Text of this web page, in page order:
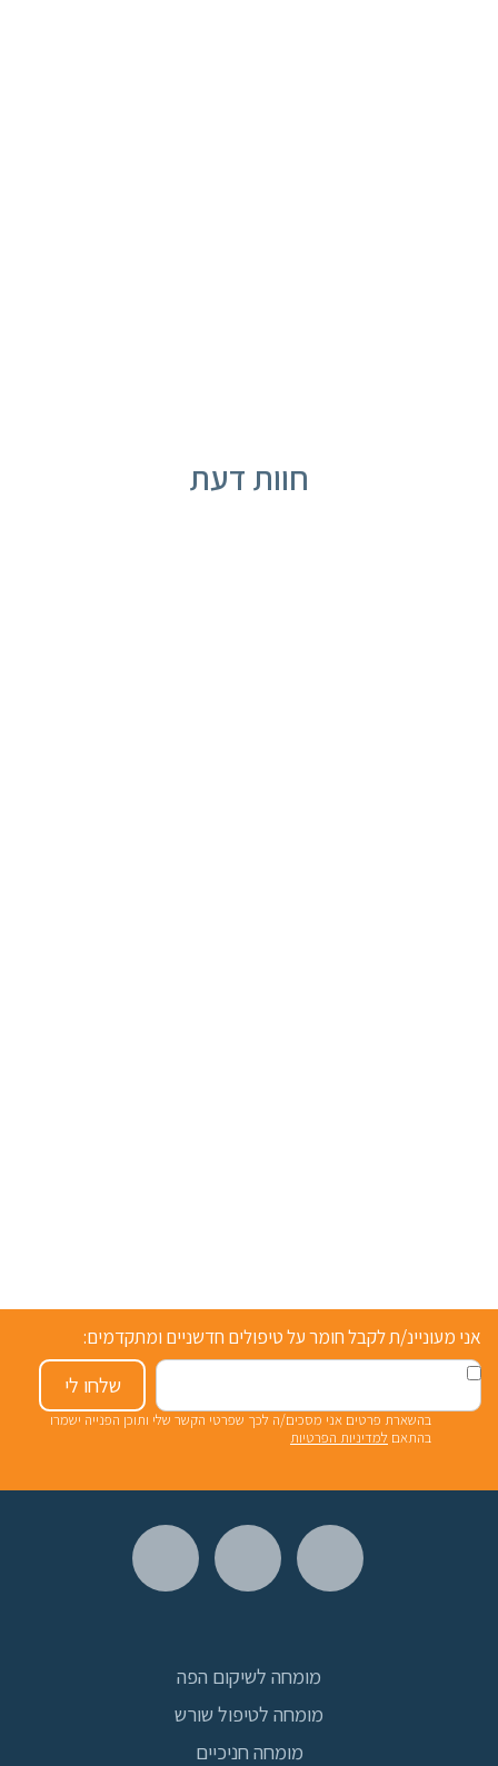
חוות דעת
אני מעוניינ/ת לקבל חומר על טיפולים חדשניים ומתקדמים:
שלחו לי
בהשארת פרטים אני מסכים/ה לכך שפרטי הקשר שלי ותוכן הפנייה ישמרו
בהתאם למדיניות הפרטיות
מומחה לשיקום הפה
מומחה לטיפול שורש
מומחה חניכיים